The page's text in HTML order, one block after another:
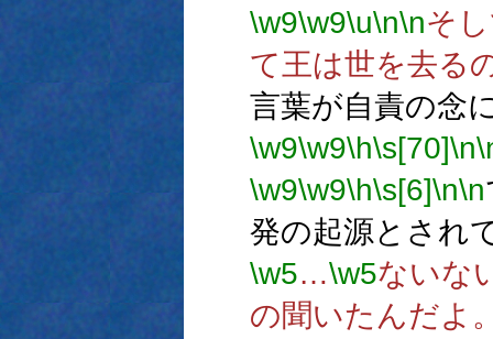
\w9\w9\u\n\nそ
て王は世を去る
言葉が自責の念
\w9\w9\h\s[70]\n
\w9\w9\h\s[6]\n\n
発の起源とされ
\w5…\w5ないな
の聞いたんだよ